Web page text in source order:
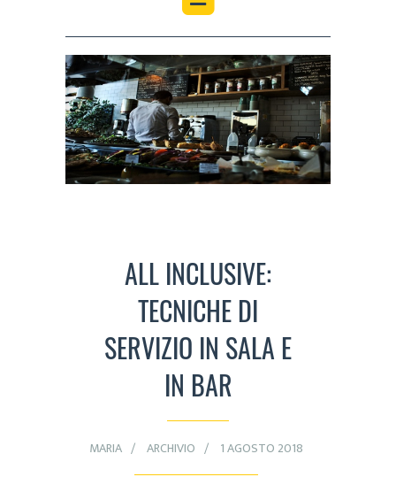
ALL INCLUSIVE:
TECNICHE DI
SERVIZIO IN SALA E
IN BAR
MARIA ARCHIVIO 1 AGOSTO 2018